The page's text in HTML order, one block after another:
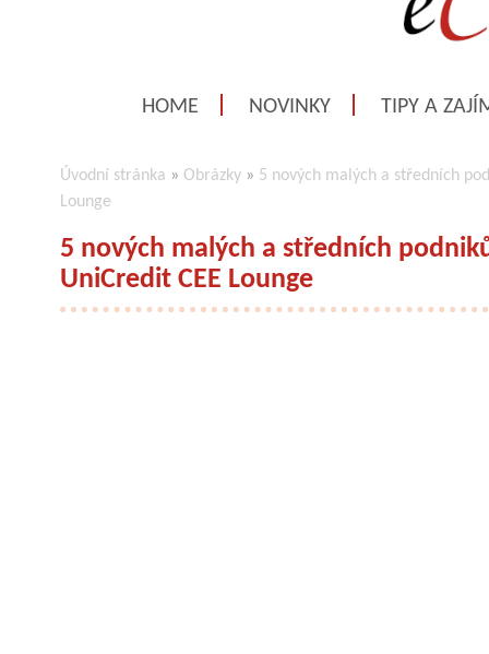
HOME NOVINKY TIPY A
Úvodní stránka » Obrázky » 5 nových malých a středních
Lounge
5 nových malých a středních
UniCredit CEE Lounge